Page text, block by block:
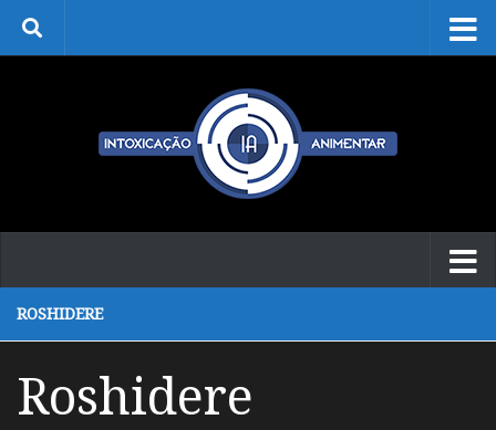
Skip to content
ROSHIDERE
Roshidere